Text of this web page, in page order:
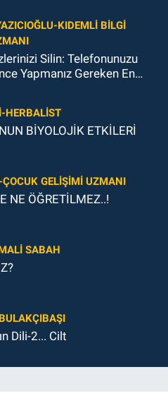
KIDEMLI BILGI
Silin: Telefonunuzu
Yapmanız Gereken En
HERBALIST
BİYOLOJİK ETKİLERİ
ÇOCUK GELIŞIMI UZMANI
NE ÖĞRETİLMEZ..!
SABAH
Semptomların Dili-2... Cilt